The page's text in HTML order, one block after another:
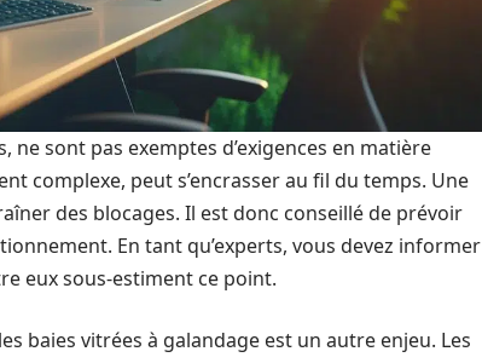
ne sont pas exemptes d’exigences en matière
complexe, peut s’encrasser au fil du temps. Une
des blocages. Il est donc conseillé de prévoir
En tant qu’experts, vous devez informer
eux sous-estiment ce point.
baies vitrées à galandage est un autre enjeu. Les